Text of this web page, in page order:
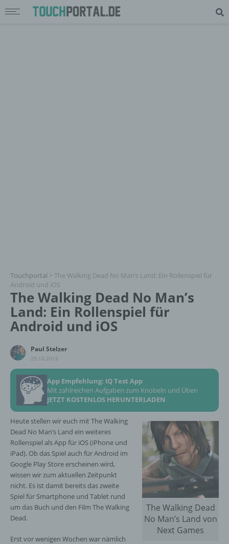
Touchportal > The Walking Dead No Man’s Land: Ein Rollenspiel für
Android und iOS
The Walking Dead No Man’s
Land: Ein Rollenspiel für
Android und iOS
Paul Stelzer
29.10.2015
App Empfehlung: IQ Test App
Mit zahlreichen Aufgaben zum Knobeln und Üben
JETZT KOSTENLOS HERUNTERLADEN
The Walking Dead
No Man’s Land von
Next Games
Heute stellen wir euch mit The Walking
Dead No Man’s Land ein weiteres
Rollenspiel als App für iOS (iPhone und
iPad). Ob das Spiel auch für Android im
Google Play Store erscheinen wird,
wissen wir zum aktuellen Zeitpunkt
nicht. Es ist damit bereits das zweite
Spiel für Smartphone und Tablet rund
um das Buch und den Film The Walking
Dead.
Erst vor wenigen Wochen war nämlich